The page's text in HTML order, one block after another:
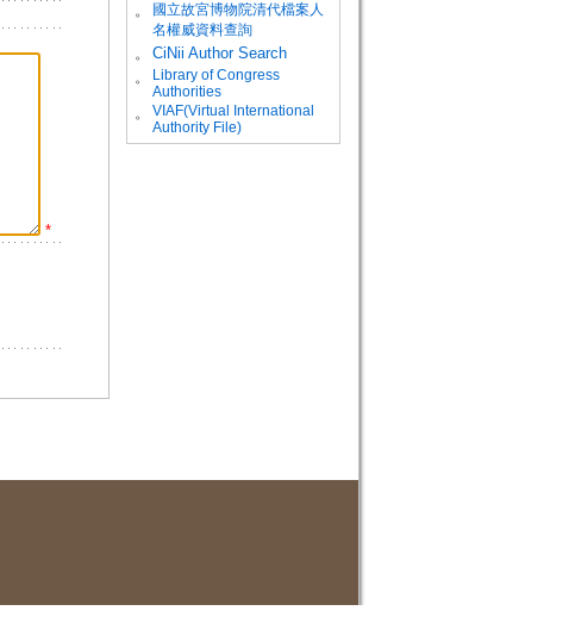
*
。
國立故宮博物院清代檔案人
名權威資料查詢
。
CiNii Author Search
。
Library of Congress
Authorities
。
VIAF(Virtual International
Authority File)